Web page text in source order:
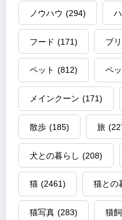
ノウハウ (294)
フード (171) ブ
ペット (812) ペ
メインクーン (171)
散歩 (185) 旅
犬との暮らし (208)
猫 (2461) 猫との
猫写真 (283) 猫